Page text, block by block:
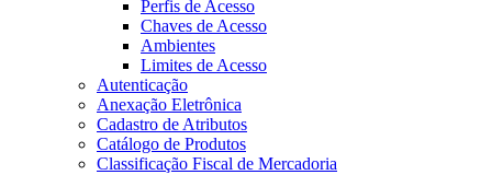
Perfis de Acesso
Chaves de Acesso
Ambientes
Limites de Acesso
Autenticação
Anexação Eletrônica
Cadastro de Atributos
Catálogo de Produtos
Classificação Fiscal de Mercadoria